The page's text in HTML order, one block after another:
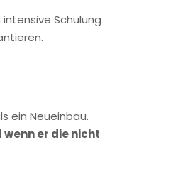
Schulung
ein Neueinbau.
er die nicht